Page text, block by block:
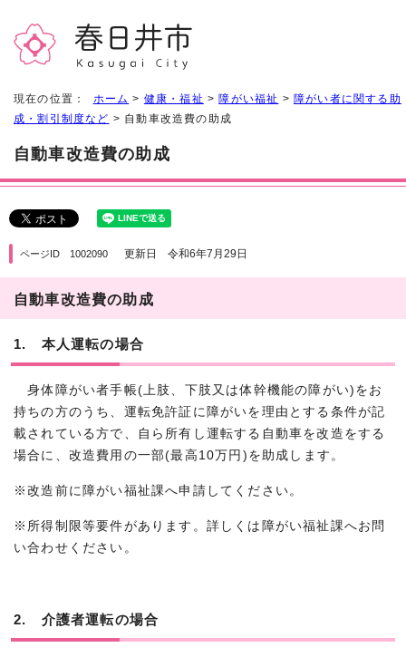
現在の位置： ホーム > 健康・福祉 >障がい福祉 >障がい者に関する助
成・割引制度など > 自動車改造費の助成
自動車改造費の助成
ページID 1002090 更新日 令和6年7月29日
自動車改造費の助成
1. 本人運転の場合
身体障がい者手帳(上肢、下肢又は体幹機能の障がい)をお
持ちの方のうち、運転免許証に障がいを理由とする条件が記
載されている方で、自ら所有し運転する自動車を改造をする
場合に、改造費用の一部(最高10万円)を助成します。
※改造前に障がい福祉課へ申請してください。
※所得制限等要件があります。詳しくは障がい福祉課へお問
い合わせください。
2. 介護者運転の場合